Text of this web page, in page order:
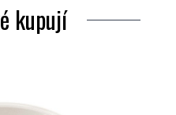
kupují